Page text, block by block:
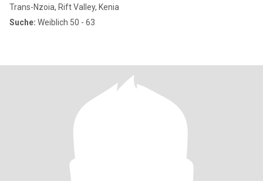
Trans-Nzoia, Rift Valley, Kenia
Suche: Weiblich 50 - 63